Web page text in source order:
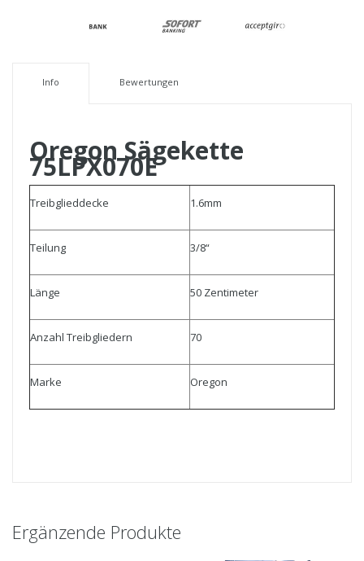
Info Bewertungen
Oregon Sägekette
75LPX070E
Treibglieddecke 1.6mm
Teilung 3/8“
Länge 50 Zentimeter
Anzahl Treibgliedern 70
Marke Oregon
Ergänzende Produkte